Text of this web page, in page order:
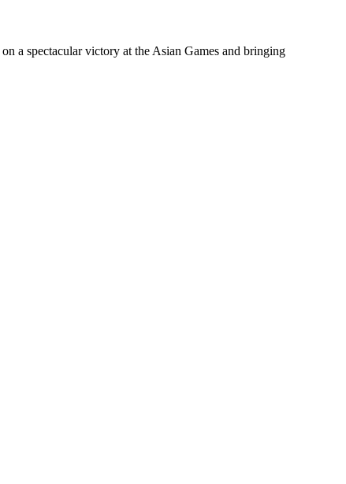
on a spectacular victory at the Asian Games and bringing